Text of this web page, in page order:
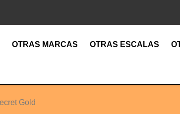
OTRAS MARCAS OTRAS ESCALAS
Gold